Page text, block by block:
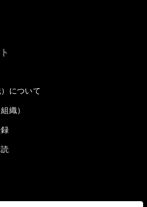
について
織）